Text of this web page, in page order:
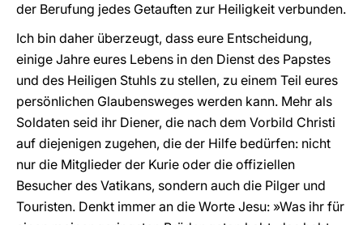
der Berufung jedes Getauften zur Heiligkeit verbunden.
Ich bin daher überzeugt, dass eure Entscheidung,
einige Jahre eures Lebens in den Dienst des Papstes
und des Heiligen Stuhls zu stellen, zu einem Teil eures
persönlichen Glaubensweges werden kann. Mehr als
Soldaten seid ihr Diener, die nach dem Vorbild Christi
auf diejenigen zugehen, die der Hilfe bedürfen: nicht
nur die Mitglieder der Kurie oder die offiziellen
Besucher des Vatikans, sondern auch die Pilger und
Touristen. Denkt immer an die Worte Jesu: »Was ihr für